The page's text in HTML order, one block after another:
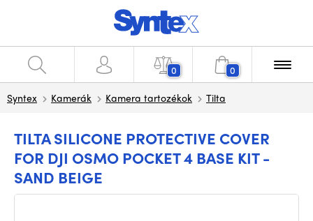
0 0
Syntex Kamerák Kamera tartozékok Tilta
TILTA SILICONE PROTECTIVE COVER
FOR DJI OSMO POCKET 4 BASE KIT -
SAND BEIGE